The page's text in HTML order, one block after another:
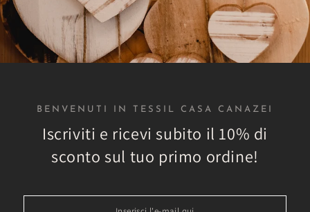
tutti gli ambienti
catalogo sono disponibili
arredamento per ogni
Spedizioni veloci
Tutti gli ordini sono evasi
24h in modo che tu possa
più breve tempo
di
BENVENUTI IN TESSIL CASA CANAZEI
Iscriviti e ricevi subito il 10% di
sconto sul tuo primo ordine!